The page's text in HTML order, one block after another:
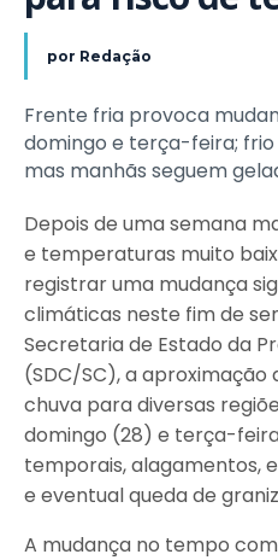
por Redação
Frente fria provoca
domingo e terça-feira;
mas manhãs seguem
Depois de uma semana
e temperaturas muito
registrar uma mudança
climáticas neste fim de
Secretaria de Estado da
(SDC/SC), a
chuva para diversas
domingo (28) e terça-
temporais, alagamentos,
e eventual queda de
A mudança no tempo